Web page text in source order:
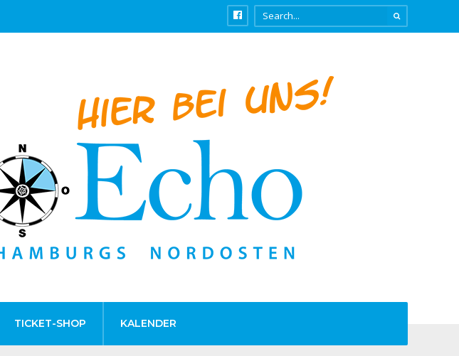
TICKET-SHOP KALENDER